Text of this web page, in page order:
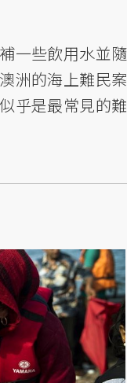
一些飲用水並隨
洲的海上難民案
乎是最常見的難